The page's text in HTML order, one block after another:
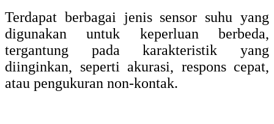
Terdapat berbagai jenis sensor suhu yang
digunakan untuk keperluan berbeda,
tergantung pada karakteristik yang
diinginkan, seperti akurasi, respons cepat,
atau pengukuran non-kontak.